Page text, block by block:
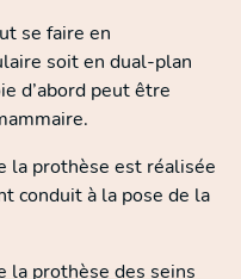
se faire en
soit en dual-plan
d’abord peut être
la prothèse est réalisée
conduit à la pose de la
la prothèse des seins